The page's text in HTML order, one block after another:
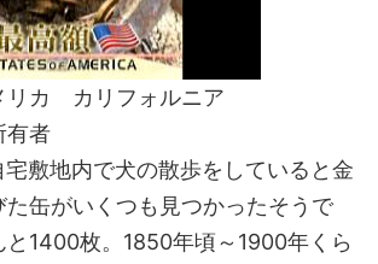
リカ カリフォルニア
有者
敷地内で犬の散歩をしていると金
缶がいくつも見つかったそうで
1400枚。1850年頃～1900年くら